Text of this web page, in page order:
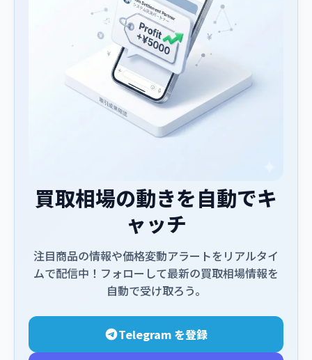
買取相場の動きを自動でキ
ャッチ
注目商品の情報や価格変動アラートをリアルタイ
ムで配信中！フォローして最新の買取相場情報を
自動で受け取ろう。
Telegram を登録